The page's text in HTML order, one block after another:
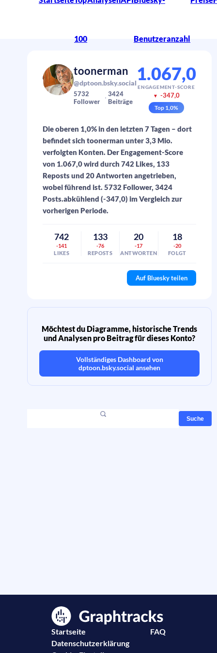
100 Benutzeranzahl
toonerman
@dptoon.bsky.social
5732
Follower
3424
Beiträge
1.067,0
ENGAGEMENT-SCORE
▼ -347,0
Top 1,0%
Die oberen 1,0% in den letzten 7 Tagen – dort
befindet sich toonerman unter 3,3 Mio.
verfolgten Konten. Der Engagement-Score
von 1.067,0 wird durch 742 Likes, 133
Reposts und 20 Antworten angetrieben,
wobei führend ist. 5732 Follower, 3424
Posts.abkühlend (-347,0) im Vergleich zur
vorherigen Periode.
742
-141
LIKES
133
-76
REPOSTS
20
-17
ANTWORTEN
18
-20
FOLGT
Auf Bluesky teilen
Möchtest du Diagramme, historische Trends
und Analysen pro Beitrag für dieses Konto?
Vollständiges Dashboard von
dptoon.bsky.social ansehen
Suche
Startseite
FAQ
Datenschutzerklärung